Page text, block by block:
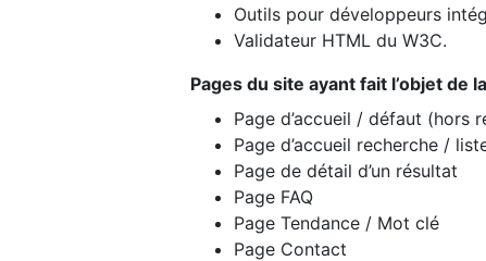
Outils pour développeurs
Validateur HTML du W3C.
Pages du site ayant fait l’objet de
Page d’accueil / défaut (hors
Page d’accueil recherche /
Page de détail d’un résultat
Page FAQ
Page Tendance / Mot clé
Page Contact